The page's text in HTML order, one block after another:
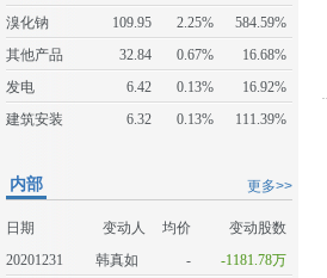
溴化钠
109.95 2.25%
584.59%
其他产品
32.84 0.67%
16.68%
发电
6.42 0.13%
16.92%
建筑安装
6.32 0.13% 111.39%
更多>>
内部
日期 变动人 均价
变动股数
20201231
韩真如 -
-1181.78万